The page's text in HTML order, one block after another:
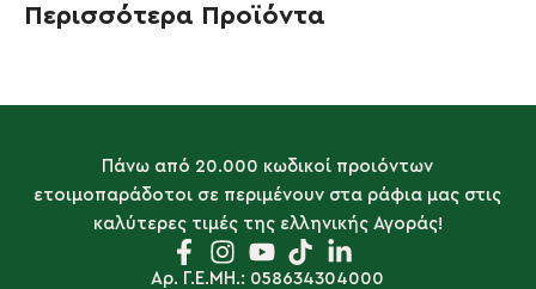
Περισσότερα Προϊόντα
Πάνω από 20.000 κωδικοί προιόντων
ετοιμοπαράδοτοι σε περιμένουν στα ράφια μας στις
καλύτερες τιμές της ελληνικής Αγοράς!
Αρ. Γ.Ε.ΜΗ.: 058634304000